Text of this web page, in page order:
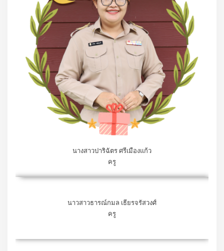
นางสาวปาริฉัตร ศรีเมืองแก้ว
ครู
นาวสาวธารณ์กมล เธียรจรัสวงศ์
ครู